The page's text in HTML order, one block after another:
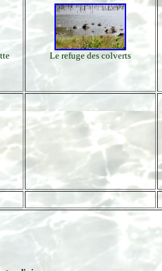
Le refuge des colverts